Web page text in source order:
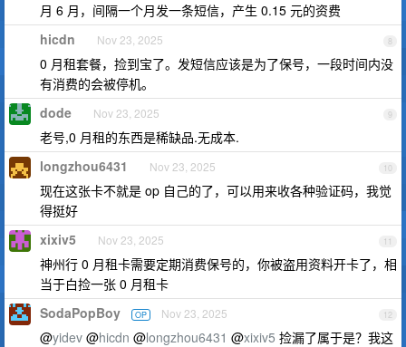
月 6 月，间隔一个月发一条短信，产生 0.15 元的资费
8
hicdn Nov 23, 2025
0 月租套餐，捡到宝了。发短信应该是为了保号，一段时间内没
有消费的会被停机。
9
dode Nov 23, 2025
老号,0 月租的东西是稀缺品.无成本.
10
longzhou6431 Nov 23, 2025
现在这张卡不就是 op 自己的了，可以用来收各种验证码，我觉
得挺好
11
xixiv5 Nov 23, 2025
神州行 0 月租卡需要定期消费保号的，你被盗用资料开卡了，相
当于白捡一张 0 月租卡
12
SodaPopBoy OP Nov 23, 2025
@yidev @hicdn @longzhou6431 @xixiv5 捡漏了属于是？我这